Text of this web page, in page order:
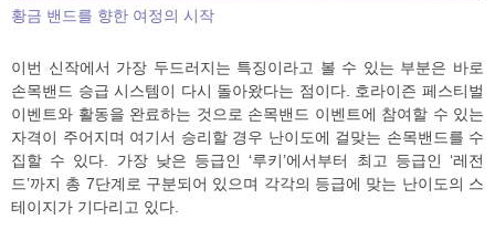
황금 밴드를 향한 여정의 시작
이번 신작에서 가장 두드러지는 특징이라고 볼 수 있는 부분은 바로
손목밴드 승급 시스템이 다시 돌아왔다는 점이다. 호라이즌 페스티벌
이벤트와 활동을 완료하는 것으로 손목밴드 이벤트에 참여할 수 있는
자격이 주어지며 여기서 승리할 경우 난이도에 걸맞는 손목밴드를 수
집할 수 있다. 가장 낮은 등급인 ‘루키’에서부터 최고 등급인 ‘레전
드’까지 총 7단계로 구분되어 있으며 각각의 등급에 맞는 난이도의 스
테이지가 기다리고 있다.